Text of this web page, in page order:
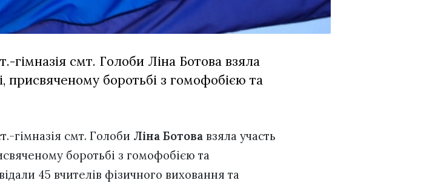
смт. Голоби Ліна Ботова взяла
присвяченому боротьбі з гомофобією та
гімназія смт. Голоби Ліна Ботова взяла участь
боротьбі з гомофобією та
45 вчителів фізичного виховання та